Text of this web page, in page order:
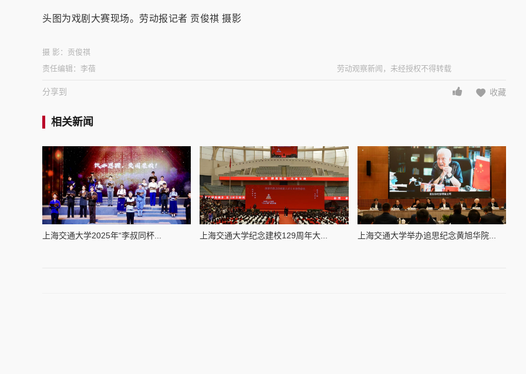
头图为戏剧大赛现场。劳动报记者 贡俊祺 摄影
摄 影： 贡俊祺
责任编辑： 李蓓 劳动观察新闻，未经授权不得转载
分享到 收藏
相关新闻
上海交通大学2025年“李叔同杯... 上海交通大学纪念建校129周年大... 上海交通大学举办追思纪念黄旭华院...